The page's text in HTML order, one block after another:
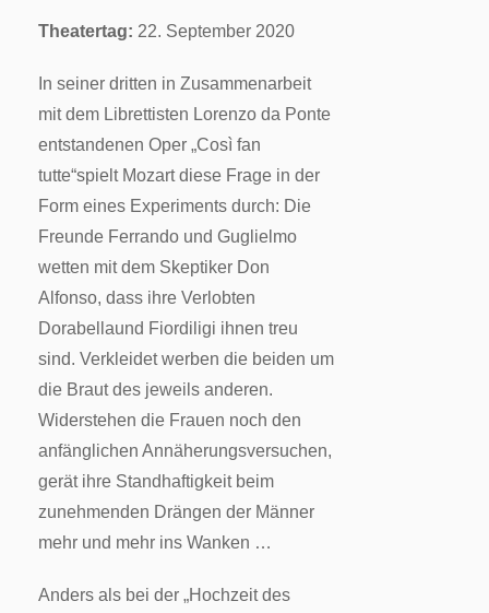
Theatertag: 22. September 2020
In seiner dritten in Zusammenarbeit
mit dem Librettisten Lorenzo da Ponte
entstandenen Oper „Così fan
tutte“spielt Mozart diese Frage in der
Form eines Experiments durch: Die
Freunde Ferrando und Guglielmo
wetten mit dem Skeptiker Don
Alfonso, dass ihre Verlobten
Dorabellaund Fiordiligi ihnen treu
sind. Verkleidet werben die beiden um
die Braut des jeweils anderen.
Widerstehen die Frauen noch den
anfänglichen Annäherungsversuchen,
gerät ihre Standhaftigkeit beim
zunehmenden Drängen der Männer
mehr und mehr ins Wanken …
Anders als bei der „Hochzeit des